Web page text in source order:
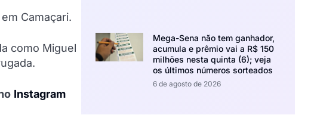
Camaçari.
como Miguel
Instagram
Mega-Sena não tem ganhador,
acumula e prêmio vai a R$ 150
milhões nesta quinta (6); veja
os últimos números sorteados
6 de agosto de 2026